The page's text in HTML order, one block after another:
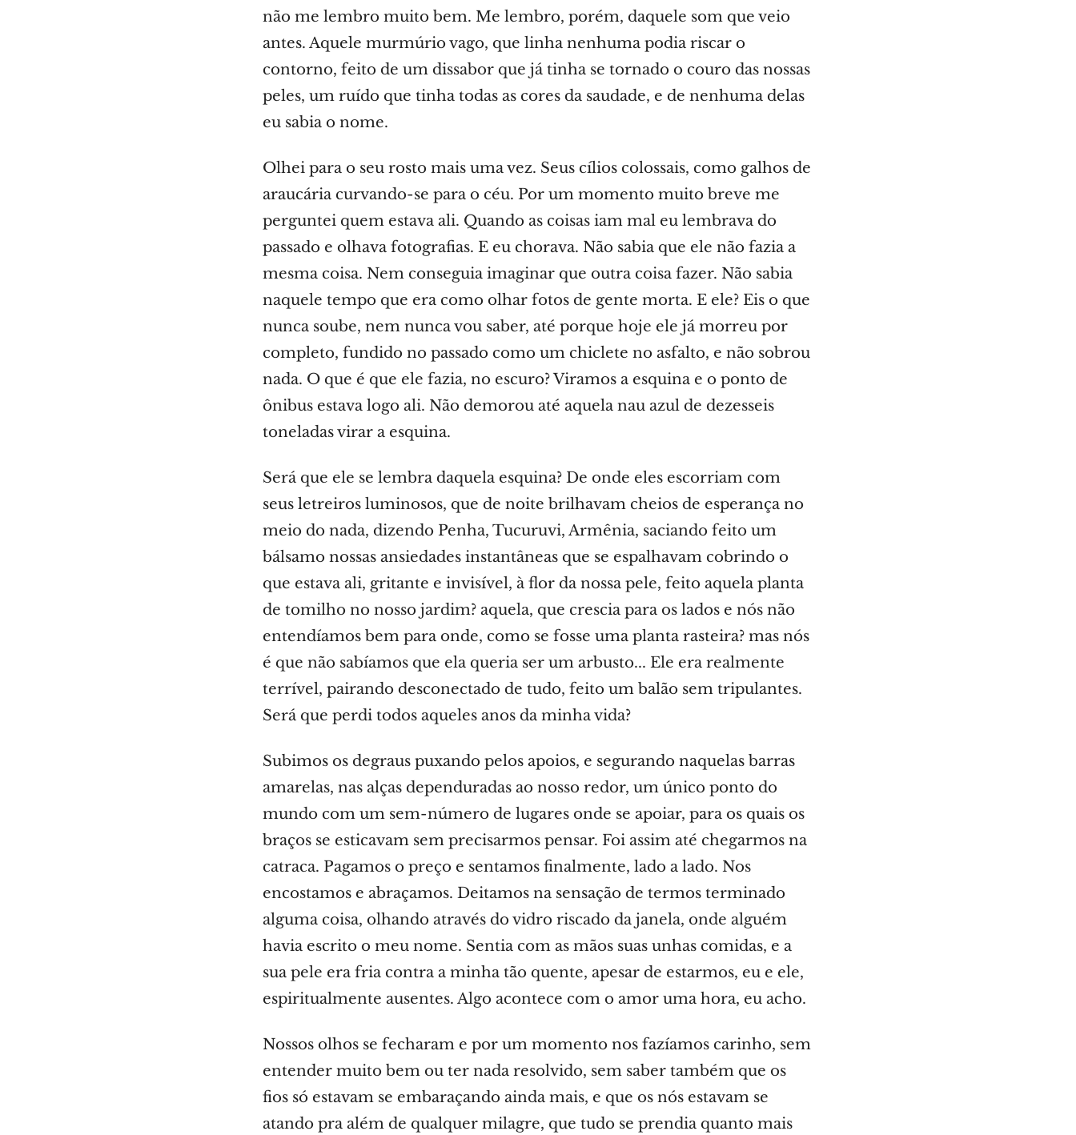
não me lembro muito bem. Me lembro, porém, daquele som que veio
antes. Aquele murmúrio vago, que linha nenhuma podia riscar o
contorno, feito de um dissabor que já tinha se tornado o couro das nossas
peles, um ruído que tinha todas as cores da saudade, e de nenhuma delas
eu sabia o nome.
Olhei para o seu rosto mais uma vez. Seus cílios colossais, como galhos de
araucária curvando-se para o céu. Por um momento muito breve me
perguntei quem estava ali. Quando as coisas iam mal eu lembrava do
passado e olhava fotografias. E eu chorava. Não sabia que ele não fazia a
mesma coisa. Nem conseguia imaginar que outra coisa fazer. Não sabia
naquele tempo que era como olhar fotos de gente morta. E ele? Eis o que
nunca soube, nem nunca vou saber, até porque hoje ele já morreu por
completo, fundido no passado como um chiclete no asfalto, e não sobrou
nada. O que é que ele fazia, no escuro? Viramos a esquina e o ponto de
ônibus estava logo ali. Não demorou até aquela nau azul de dezesseis
toneladas virar a esquina.
Será que ele se lembra daquela esquina? De onde eles escorriam com
seus letreiros luminosos, que de noite brilhavam cheios de esperança no
meio do nada, dizendo Penha, Tucuruvi, Armênia, saciando feito um
bálsamo nossas ansiedades instantâneas que se espalhavam cobrindo o
que estava ali, gritante e invisível, à flor da nossa pele, feito aquela planta
de tomilho no nosso jardim? aquela, que crescia para os lados e nós não
entendíamos bem para onde, como se fosse uma planta rasteira? mas nós
é que não sabíamos que ela queria ser um arbusto... Ele era realmente
terrível, pairando desconectado de tudo, feito um balão sem tripulantes.
Será que perdi todos aqueles anos da minha vida?
Subimos os degraus puxando pelos apoios, e segurando naquelas barras
amarelas, nas alças dependuradas ao nosso redor, um único ponto do
mundo com um sem-número de lugares onde se apoiar, para os quais os
braços se esticavam sem precisarmos pensar. Foi assim até chegarmos na
catraca. Pagamos o preço e sentamos finalmente, lado a lado. Nos
encostamos e abraçamos. Deitamos na sensação de termos terminado
alguma coisa, olhando através do vidro riscado da janela, onde alguém
havia escrito o meu nome. Sentia com as mãos suas unhas comidas, e a
sua pele era fria contra a minha tão quente, apesar de estarmos, eu e ele,
espiritualmente ausentes. Algo acontece com o amor uma hora, eu acho.
Nossos olhos se fecharam e por um momento nos fazíamos carinho, sem
entender muito bem ou ter nada resolvido, sem saber também que os
fios só estavam se embaraçando ainda mais, e que os nós estavam se
atando pra além de qualquer milagre, que tudo se prendia quanto mais